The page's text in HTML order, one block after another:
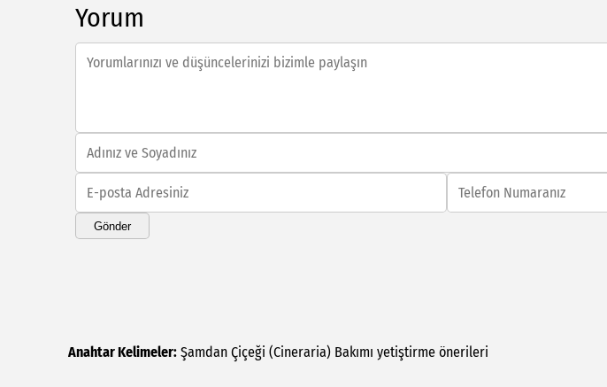
Yorum
Gönder
Anahtar Kelimeler: Şamdan Çiçeği (Cineraria) Bakımı yetiştirme önerileri